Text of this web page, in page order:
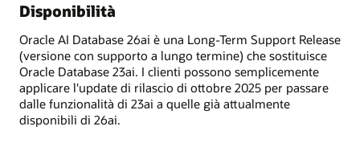
Disponibilità
Oracle AI Database 26ai è una Long-Term Support Release
(versione con supporto a lungo termine) che sostituisce
Oracle Database 23ai. I clienti possono semplicemente
applicare l'update di rilascio di ottobre 2025 per passare
dalle funzionalità di 23ai a quelle già attualmente
disponibili di 26ai.